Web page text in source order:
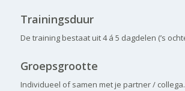
Trainingsduur
De training bestaat uit 4 á 5 dagdelen (’s
Groepsgrootte
Individueel of samen met je partner / collega.